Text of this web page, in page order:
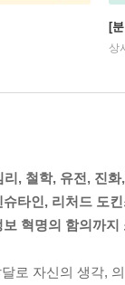
[
상
, 철학, 유전, 진
타인, 리처드 도
혁명의 함의까
로 자신의 생각,